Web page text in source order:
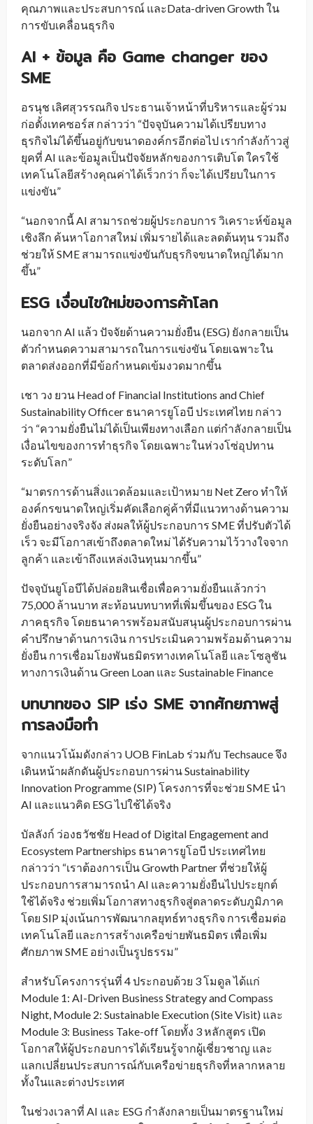
คุณภาพและประสบการณ์ และData-driven Growth ใน
การขับเคลื่อนธุรกิจ
AI + ข้อมูล คือ Game changer ของ
SME
อรนุช เลิศสุวรรณกิจ ประธานเจ้าหน้าที่บริหารและผู้ร่วม
ก่อตั้งเทคซอร์ส กล่าวว่า “ปัจจุบันความได้เปรียบทาง
ธุรกิจไม่ได้ขึ้นอยู่กับขนาดองค์กรอีกต่อไป เรากำลังก้าวสู่
ยุคที่ AI และข้อมูลเป็นปัจจัยหลักของการเติบโต ใครใช้
เทคโนโลยีสร้างคุณค่าได้เร็วกว่า ก็จะได้เปรียบในการ
แข่งขัน”
“นอกจากนี้ AI สามารถช่วยผู้ประกอบการ วิเคราะห์ข้อมูล
เชิงลึก ค้นหาโอกาสใหม่ เพิ่มรายได้และลดต้นทุน รวมถึง
ช่วยให้ SME สามารถแข่งขันกับธุรกิจขนาดใหญ่ได้มาก
ขึ้น”
ESG เงื่อนไขใหม่ของการค้าโลก
นอกจาก AI แล้ว ปัจจัยด้านความยั่งยืน (ESG) ยังกลายเป็น
ตัวกำหนดความสามารถในการแข่งขัน โดยเฉพาะใน
ตลาดส่งออกที่มีข้อกำหนดเข้มงวดมากขึ้น
เชา วง ยวน Head of Financial Institutions and Chief
Sustainability Officer ธนาคารยูโอบี ประเทศไทย กล่าว
ว่า “ความยั่งยืนไม่ได้เป็นเพียงทางเลือก แต่กำลังกลายเป็น
เงื่อนไขของการทำธุรกิจ โดยเฉพาะในห่วงโซ่อุปทาน
ระดับโลก”
“มาตรการด้านสิ่งแวดล้อมและเป้าหมาย Net Zero ทำให้
องค์กรขนาดใหญ่เริ่มคัดเลือกคู่ค้าที่มีแนวทางด้านความ
ยั่งยืนอย่างจริงจัง ส่งผลให้ผู้ประกอบการ SME ที่ปรับตัวได้
เร็ว จะมีโอกาสเข้าถึงตลาดใหม่ ได้รับความไว้วางใจจาก
ลูกค้า และเข้าถึงแหล่งเงินทุนมากขึ้น”
ปัจจุบันยูโอบีได้ปล่อยสินเชื่อเพื่อความยั่งยืนแล้วกว่า
75,000 ล้านบาท สะท้อนบทบาทที่เพิ่มขึ้นของ ESG ใน
ภาคธุรกิจ โดยธนาคารพร้อมสนับสนุนผู้ประกอบการผ่าน
คำปรึกษาด้านการเงิน การประเมินความพร้อมด้านความ
ยั่งยืน การเชื่อมโยงพันธมิตรทางเทคโนโลยี และโซลูชัน
ทางการเงินด้าน Green Loan และ Sustainable Finance
บทบาทของ SIP เร่ง SME จากศักยภาพสู่
การลงมือทำ
จากแนวโน้มดังกล่าว UOB FinLab ร่วมกับ Techsauce จึง
เดินหน้าผลักดันผู้ประกอบการผ่าน Sustainability
Innovation Programme (SIP) โครงการที่จะช่วย SME นำ
AI และแนวคิด ESG ไปใช้ได้จริง
บัลลังก์ ว่องธวัชชัย Head of Digital Engagement and
Ecosystem Partnerships ธนาคารยูโอบี ประเทศไทย
กล่าวว่า “เราต้องการเป็น Growth Partner ที่ช่วยให้ผู้
ประกอบการสามารถนำ AI และความยั่งยืนไปประยุกต์
ใช้ได้จริง ช่วยเพิ่มโอกาสทางธุรกิจสู่ตลาดระดับภูมิภาค
โดย SIP มุ่งเน้นการพัฒนากลยุทธ์ทางธุรกิจ การเชื่อมต่อ
เทคโนโลยี และการสร้างเครือข่ายพันธมิตร เพื่อเพิ่ม
ศักยภาพ SME อย่างเป็นรูปธรรม”
สำหรับโครงการรุ่นที่ 4 ประกอบด้วย 3 โมดูล ได้แก่
Module 1: AI-Driven Business Strategy and Compass
Night, Module 2: Sustainable Execution (Site Visit) และ
Module 3: Business Take-off โดยทั้ง 3 หลักสูตร เปิด
โอกาสให้ผู้ประกอบการได้เรียนรู้จากผู้เชี่ยวชาญ และ
แลกเปลี่ยนประสบการณ์กับเครือข่ายธุรกิจที่หลากหลาย
ทั้งในและต่างประเทศ
ในช่วงเวลาที่ AI และ ESG กำลังกลายเป็นมาตรฐานใหม่